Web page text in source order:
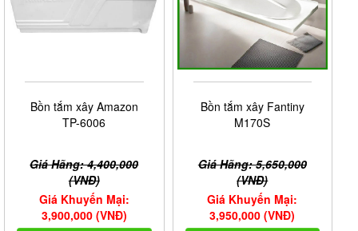
Bồn tắm xây Amazon
TP-6006
Giá Hãng: 4,400,000
(VNĐ)
Giá Khuyến Mại:
3,900,000 (VNĐ)
Bồn tắm xây Fantiny
M170S
Giá Hãng: 5,650,000
(VNĐ)
Giá Khuyến Mại:
3,950,000 (VNĐ)